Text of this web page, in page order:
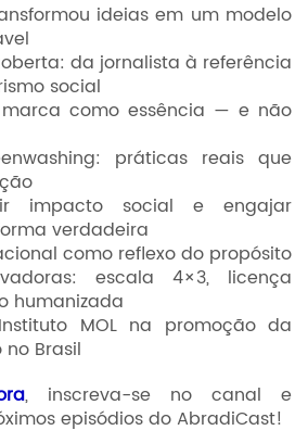
ideias em um modelo
da jornalista à referência
social
como essência — e não
práticas reais que
impacto social e engajar
verdadeira
como reflexo do propósito
escala 4×3, licença
humanizada
MOL na promoção da
Brasil
, inscreva-se no canal e
episódios do AbradiCast!